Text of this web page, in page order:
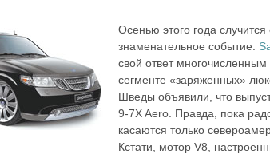
Осенью этого года случится
знаменательное событие:
свой ответ многочисленным
сегменте «заряженных»
Шведы объявили, что
9-7X Aero. Правда, пока
касаются только
Кстати, мотор V8,